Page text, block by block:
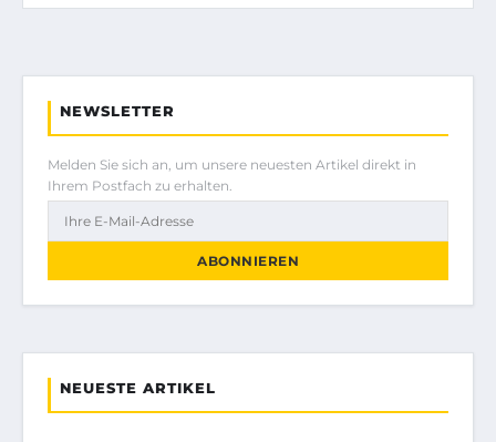
NEWSLETTER
Melden Sie sich an, um unsere neuesten Artikel direkt in
Ihrem Postfach zu erhalten.
ABONNIEREN
NEUESTE ARTIKEL